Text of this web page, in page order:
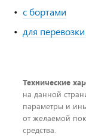
с бортами
для
Технические
на данной
параметры и
от желаемой
средства.